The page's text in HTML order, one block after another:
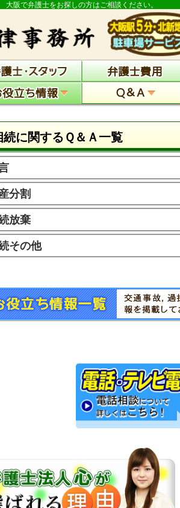
大阪で弁護士をお探しの方はご相談ください。
続に関するＱ＆Ａ一覧
分割
放棄
その他